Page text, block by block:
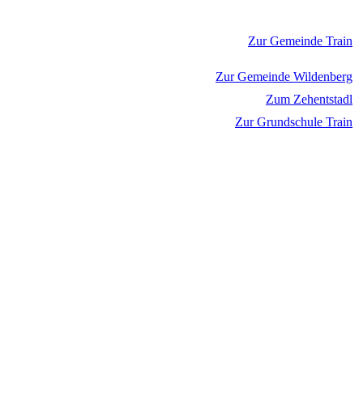
Zur Gemeinde Train
Zur Gemeinde Wildenberg
Zum Zehentstadl
Zur Grundschule Train